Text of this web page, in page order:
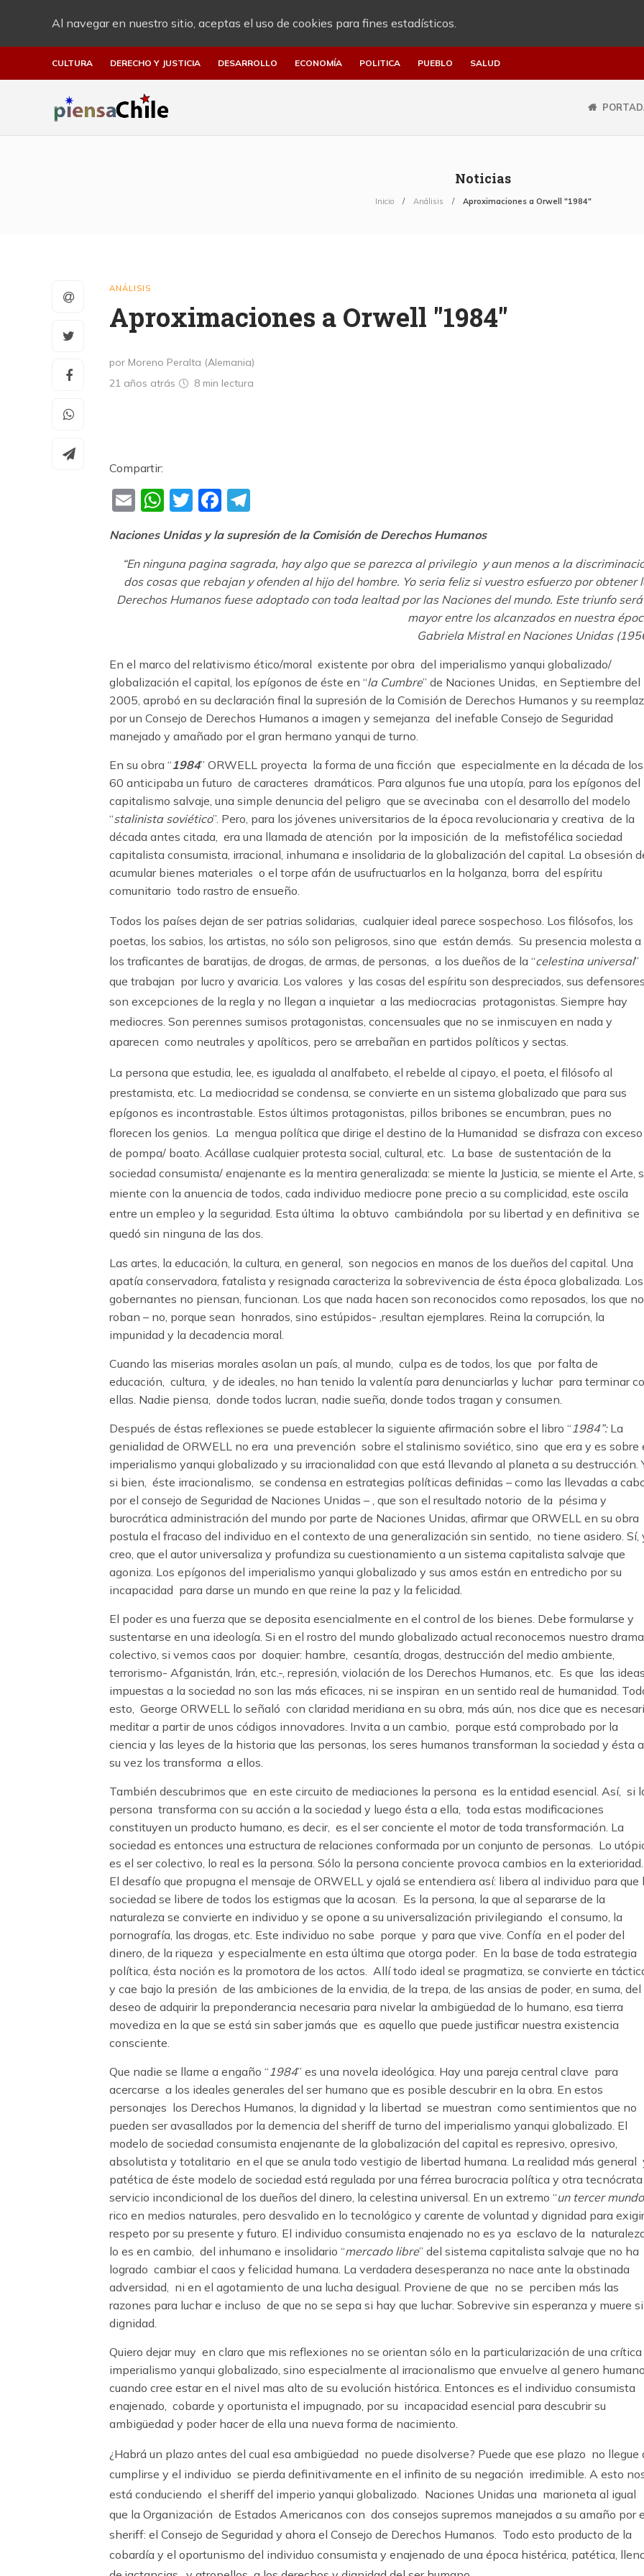
Al navegar en nuestro sitio, aceptas el uso de cookies para fines estadísticos.
CULTURA DERECHO Y JUSTICIA DESARROLLO ECONOMÍA POLITICA PUEBLO SALUD
Noticias
Inicio Análisis Aproximaciones a Orwell "1984"
ANÁLISIS
Aproximaciones a Orwell "1984"
por Moreno Peralta (Alemania)
21 años atrás
8 min lectura
Compartir:
EmailWhatsApp
TwitterFacebook
Naciones Unidas y la supresión de la Comisión de Derechos Humanos
“En ninguna pagina sagrada, hay algo que se parezca al privilegio y aun menos a la
dos cosas que rebajan y ofenden al hijo del hombre. Yo seria feliz si vuestro esfuerzo por obtener
Derechos Humanos fuese adoptado con toda lealtad por las Naciones del mundo. Este triunfo
mayor entre los alcanzados en nuestra
Gabriela Mistral en Naciones Unidas
En el marco del relativismo ético/moral existente por obra del imperialismo yanqui globalizado/
globalización el capital, los epígonos de éste en “la Cumbre” de Naciones Unidas, en Septiembre del
2005, aprobó en su declaración final la supresión de la Comisión de Derechos Humanos y su
por un Consejo de Derechos Humanos a imagen y semejanza del inefable Consejo de Seguridad
manejado y amañado por el gran hermano yanqui de turno.
En su obra “1984” ORWELL proyecta la forma de una ficción que especialmente en la década de los
60 anticipaba un futuro de caracteres dramáticos. Para algunos fue una utopía, para los epígonos del
capitalismo salvaje, una simple denuncia del peligro que se avecinaba con el desarrollo del modelo
“stalinista soviético”. Pero, para los jóvenes universitarios de la época revolucionaria y creativa de la
década antes citada, era una llamada de atención por la imposición de la mefistofélica sociedad
capitalista consumista, irracional, inhumana e insolidaria de la globalización del capital. La obsesión
acumular bienes materiales o el torpe afán de usufructuarlos en la holganza, borra del espíritu
comunitario todo rastro de ensueño.
Todos los países dejan de ser patrias solidarias, cualquier ideal parece sospechoso. Los filósofos, los
poetas, los sabios, los artistas, no sólo son peligrosos, sino que están demás. Su presencia molesta a
los traficantes de baratijas, de drogas, de armas, de personas, a los dueños de la “celestina universal”
que trabajan por lucro y avaricia. Los valores y las cosas del espíritu son despreciados, sus defensores
son excepciones de la regla y no llegan a inquietar a las mediocracias protagonistas. Siempre hay
mediocres. Son perennes sumisos protagonistas, concensuales que no se inmiscuyen en nada y
aparecen como neutrales y apolíticos, pero se arrebañan en partidos políticos y sectas.
La persona que estudia, lee, es igualada al analfabeto, el rebelde al cipayo, el poeta, el filósofo al
prestamista, etc. La mediocridad se condensa, se convierte en un sistema globalizado que para sus
epígonos es incontrastable. Estos últimos protagonistas, pillos bribones se encumbran, pues no
florecen los genios. La mengua política que dirige el destino de la Humanidad se disfraza con exceso
de pompa/ boato. Acállase cualquier protesta social, cultural, etc. La base de sustentación de la
sociedad consumista/ enajenante es la mentira generalizada: se miente la Justicia, se miente el Arte,
miente con la anuencia de todos, cada individuo mediocre pone precio a su complicidad, este oscila
entre un empleo y la seguridad. Esta última la obtuvo cambiándola por su libertad y en definitiva se
quedó sin ninguna de las dos.
Las artes, la educación, la cultura, en general, son negocios en manos de los dueños del capital. Una
apatía conservadora, fatalista y resignada caracteriza la sobrevivencia de ésta época globalizada. Los
gobernantes no piensan, funcionan. Los que nada hacen son reconocidos como reposados, los que no
roban – no, porque sean honrados, sino estúpidos- ,resultan ejemplares. Reina la corrupción, la
impunidad y la decadencia moral.
Cuando las miserias morales asolan un país, al mundo, culpa es de todos, los que por falta de
educación, cultura, y de ideales, no han tenido la valentía para denunciarlas y luchar para terminar
ellas. Nadie piensa, donde todos lucran, nadie sueña, donde todos tragan y consumen.
Después de éstas reflexiones se puede establecer la siguiente afirmación sobre el libro “1984”:La
genialidad de ORWELL no era una prevención sobre el stalinismo soviético, sino que era y es sobre
imperialismo yanqui globalizado y su irracionalidad con que está llevando al planeta a su destrucción.
si bien, éste irracionalismo, se condensa en estrategias políticas definidas – como las llevadas a
por el consejo de Seguridad de Naciones Unidas – , que son el resultado notorio de la pésima y
burocrática administración del mundo por parte de Naciones Unidas, afirmar que ORWELL en su obra
postula el fracaso del individuo en el contexto de una generalización sin sentido, no tiene asidero. Sí,
creo, que el autor universaliza y profundiza su cuestionamiento a un sistema capitalista salvaje que
agoniza. Los epígonos del imperialismo yanqui globalizado y sus amos están en entredicho por su
incapacidad para darse un mundo en que reine la paz y la felicidad.
El poder es una fuerza que se deposita esencialmente en el control de los bienes. Debe formularse y
sustentarse en una ideología. Si en el rostro del mundo globalizado actual reconocemos nuestro drama
colectivo, si vemos caos por doquier: hambre, cesantía, drogas, destrucción del medio ambiente,
terrorismo- Afganistán, Irán, etc.-, represión, violación de los Derechos Humanos, etc. Es que las ideas
impuestas a la sociedad no son las más eficaces, ni se inspiran en un sentido real de humanidad.
esto, George ORWELL lo señaló con claridad meridiana en su obra, más aún, nos dice que es
meditar a partir de unos códigos innovadores. Invita a un cambio, porque está comprobado por la
ciencia y las leyes de la historia que las personas, los seres humanos transforman la sociedad y ésta a
su vez los transforma a ellos.
También descubrimos que en este circuito de mediaciones la persona es la entidad esencial. Así, si
persona transforma con su acción a la sociedad y luego ésta a ella, toda estas modificaciones
constituyen un producto humano, es decir, es el ser conciente el motor de toda transformación. La
sociedad es entonces una estructura de relaciones conformada por un conjunto de personas. Lo
es el ser colectivo, lo real es la persona. Sólo la persona conciente provoca cambios en la exterioridad.
El desafío que propugna el mensaje de ORWELL y ojalá se entendiera así: libera al individuo para que
sociedad se libere de todos los estigmas que la acosan. Es la persona, la que al separarse de la
naturaleza se convierte en individuo y se opone a su universalización privilegiando el consumo, la
pornografía, las drogas, etc. Este individuo no sabe porque y para que vive. Confía en el poder del
dinero, de la riqueza y especialmente en esta última que otorga poder. En la base de toda estrategia
política, ésta noción es la promotora de los actos. Allí todo ideal se pragmatiza, se convierte en
y cae bajo la presión de las ambiciones de la envidia, de la trepa, de las ansias de poder, en suma, del
deseo de adquirir la preponderancia necesaria para nivelar la ambigüedad de lo humano, esa tierra
movediza en la que se está sin saber jamás que es aquello que puede justificar nuestra existencia
consciente.
Que nadie se llame a engaño “1984” es una novela ideológica. Hay una pareja central clave para
acercarse a los ideales generales del ser humano que es posible descubrir en la obra. En estos
personajes los Derechos Humanos, la dignidad y la libertad se muestran como sentimientos que no
pueden ser avasallados por la demencia del sheriff de turno del imperialismo yanqui globalizado. El
modelo de sociedad consumista enajenante de la globalización del capital es represivo, opresivo,
absolutista y totalitario en el que se anula todo vestigio de libertad humana. La realidad más general
patética de éste modelo de sociedad está regulada por una férrea burocracia política y otra
servicio incondicional de los dueños del dinero, la celestina universal. En un extremo “un tercer
rico en medios naturales, pero desvalido en lo tecnológico y carente de voluntad y dignidad para exigir
respeto por su presente y futuro. El individuo consumista enajenado no es ya esclavo de la
lo es en cambio, del inhumano e insolidario “mercado libre” del sistema capitalista salvaje que no ha
logrado cambiar el caos y felicidad humana. La verdadera desesperanza no nace ante la obstinada
adversidad, ni en el agotamiento de una lucha desigual. Proviene de que no se perciben más las
razones para luchar e incluso de que no se sepa si hay que luchar. Sobrevive sin esperanza y muere
dignidad.
Quiero dejar muy en claro que mis reflexiones no se orientan sólo en la particularización de una crítica
imperialismo yanqui globalizado, sino especialmente al irracionalismo que envuelve al genero humano
cuando cree estar en el nivel mas alto de su evolución histórica. Entonces es el individuo consumista
enajenado, cobarde y oportunista el impugnado, por su incapacidad esencial para descubrir su
ambigüedad y poder hacer de ella una nueva forma de nacimiento.
¿Habrá un plazo antes del cual esa ambigüedad no puede disolverse? Puede que ese plazo no llegue
cumplirse y el individuo se pierda definitivamente en el infinito de su negación irredimible. A esto
está conduciendo el sheriff del imperio yanqui globalizado. Naciones Unidas una marioneta al igual
que la Organización de Estados Americanos con dos consejos supremos manejados a su amaño por
sheriff: el Consejo de Seguridad y ahora el Consejo de Derechos Humanos. Todo esto producto de la
cobardía y el oportunismo del individuo consumista y enajenado de una época histérica, patética,